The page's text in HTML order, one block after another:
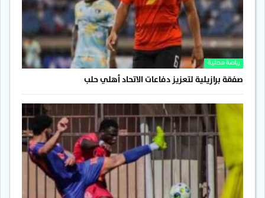
رياضة محلية
صفقة برازيلية لتعزيز دفاعات الاتحاد أهلي حلب